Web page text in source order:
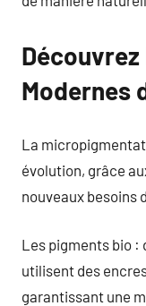
Modernes
La
évolution, grâce
nouveaux besoins
Les pigments bio :
utilisent des
garantissant une